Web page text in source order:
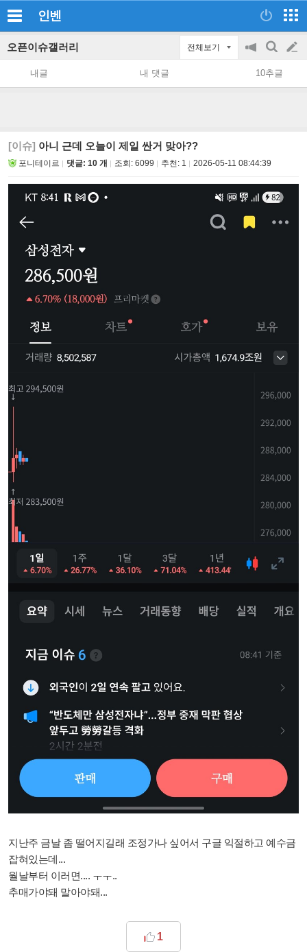
인벤
오픈이슈갤러리 전체보기
공
지
on/off
검
색
글
쓰
내글 내 댓글 10추글
[이슈] 아니 근데 오늘이 제일 싼거 맞아??
포니테이르 댓글: 10 개 조회: 6099 추천: 1 2026-05-11 08:44:39
지난주 금날 좀 떨어지길래 조정가나 싶어서 구글 익절하고 예수금
잡혀있는데...
월날부터 이러면.... ㅜㅜ..
추매가야돼 말아야돼...
1